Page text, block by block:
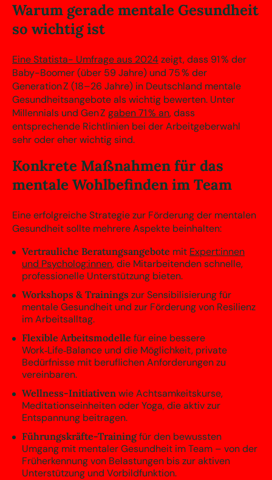
Warum gerade mentale Gesundheit
so wichtig ist
Eine Statista- Umfrage aus 2024zeigt, dass 91 % der
Baby-Boomer (über 59 Jahre) und 75 % der
Generation Z (18–26 Jahre) in Deutschland mentale
Gesundheitsangebote als wichtig bewerten. Unter
Millennials und Gen Z gaben 71 % an, dass
entsprechende Richtlinien bei der Arbeitgeberwahl
sehr oder eher wichtig sind.
Konkrete Maßnahmen für das
mentale Wohlbefinden im Team
Eine erfolgreiche Strategie zur Förderung der mentalen
Gesundheit sollte mehrere Aspekte beinhalten:
Vertrauliche Beratungsangebote mit Expert:innen
und Psycholog:innen, die Mitarbeitenden schnelle,
professionelle Unterstützung bieten.
Workshops & Trainings zur Sensibilisierung für
mentale Gesundheit und zur Förderung von Resilienz
im Arbeitsalltag.
Flexible Arbeitsmodelle für eine bessere
Work‑Life‑Balance und die Möglichkeit, private
Bedürfnisse mit beruflichen Anforderungen zu
vereinbaren.
Wellness‑Initiativen wie Achtsamkeitskurse,
Meditationseinheiten oder Yoga, die aktiv zur
Entspannung beitragen.
Führungskräfte-Trainingfür den bewussten
Umgang mit mentaler Gesundheit im Team – von der
Früherkennung von Belastungen bis zur aktiven
Unterstützung und Vorbildfunktion.